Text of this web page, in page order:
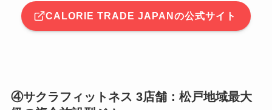
CALORIE TRADE JAPANの公式サイト
④サクラフィットネス 3店舗：松戸地域最大